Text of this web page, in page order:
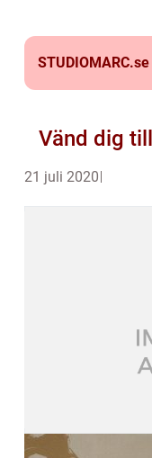
STUDIOMARC.se
Vänd dig
21 juli 2020